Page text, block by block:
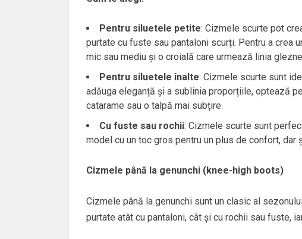
Pentru siluetele petite: Cizmele scurte pot
purtate cu fuste sau pantaloni scurți. Pentru a crea
mic sau mediu și o croială care urmează linia
Pentru siluetele înalte: Cizmele scurte sunt
adăuga eleganță și a sublinia proporțiile, optează
catarame sau o talpă mai subțire.
Cu fuste sau rochii: Cizmele scurte sunt
model cu un toc gros pentru un plus de confort,
Cizmele până la genunchi (knee-high boots)
Cizmele până la genunchi sunt un clasic al
purtate atât cu pantaloni, cât și cu rochii sau fuste,